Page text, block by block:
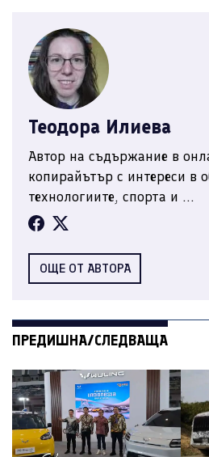
Теодора Илиева
Автор на съдържание в
копирайътър с интереси в
технологиите, спорта и ...
ОЩЕ ОТ АВТОРА
ПРЕДИШНА/СЛЕДВАЩА